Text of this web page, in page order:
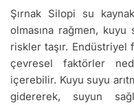
Şırnak Silopi su
olmasına rağmen, kuyu
riskler taşır.
çevresel faktörler
içerebilir. Kuyu suyu
gidererek, suyun